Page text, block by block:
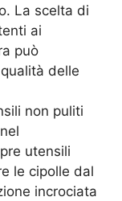
La scelta di
ai
può
delle
non puliti
utensili
le cipolle dal
incrociata